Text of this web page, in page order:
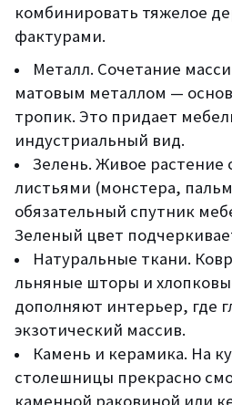
комбинировать тяжелое
фактурами.
Металл. Сочетание
матовым металлом —
тропик. Это придает
индустриальный вид.
Зелень. Живое растение
листьями (монстера,
обязательный спутник
Зеленый цвет
Натуральные ткани.
льняные шторы и
дополняют интерьер, где
экзотический массив.
Камень и керамика. На
столешницы прекрасно
каменной раковиной или